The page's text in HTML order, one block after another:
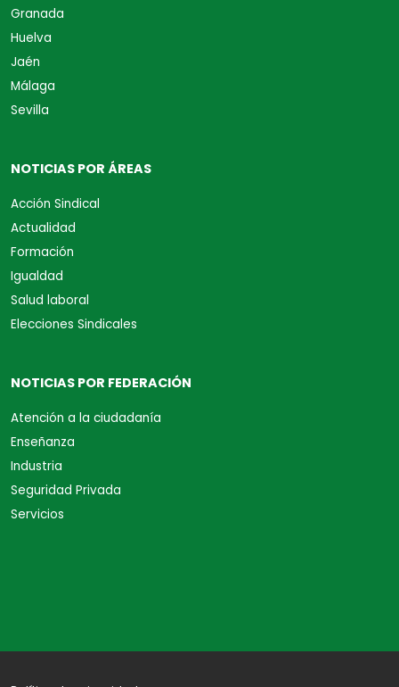
Granada
Huelva
Jaén
Málaga
Sevilla
NOTICIAS POR ÁREAS
Acción Sindical
Actualidad
Formación
Igualdad
Salud laboral
Elecciones Sindicales
NOTICIAS POR FEDERACIÓN
Atención a la ciudadanía
Enseñanza
Industria
Seguridad Privada
Servicios